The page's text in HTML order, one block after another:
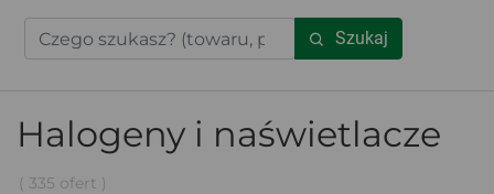
Szukaj
Halogeny i naświetlacze
( 335 ofert )